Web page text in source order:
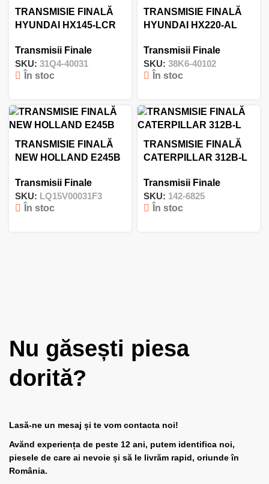
TRANSMISIE FINALĂ
HYUNDAI HX145-LCR
Transmisii Finale
SKU: 31Q4-40031
În stoc
TRANSMISIE FINALĂ
HYUNDAI HX220-AL
Transmisii Finale
SKU: 38K6-40102
În stoc
TRANSMISIE FINALĂ
NEW HOLLAND E245B
Transmisii Finale
SKU: LQ15V00031F3
În stoc
TRANSMISIE FINALĂ
CATERPILLAR 312B-L
Transmisii Finale
SKU: 142-6825
În stoc
Nu găsești piesa
dorită?
Lasă-ne un mesaj și te vom contacta noi!
Avănd experiența de peste 12 ani, putem identifica noi,
piesele de care ai nevoie și să le livrăm rapid,oriunde în
România.